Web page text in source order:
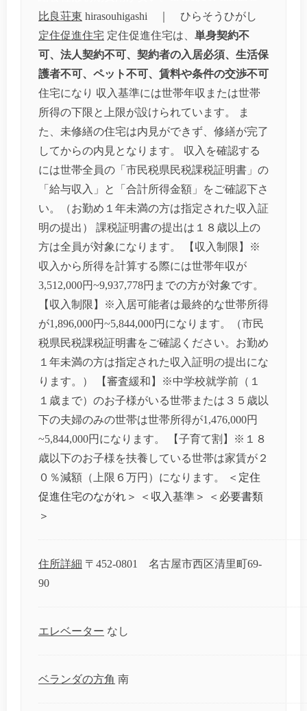
比良荘東 hirasouhigashi ｜ ひらそうひがし
定住促進住宅 定住促進住宅は、 単身契約不
可、法人契約不可、契約者の入居必須、生活保
護者不可、ペット不可、賃料や条件の交渉不可
住宅になり 収入基準には世帯年収または世帯
所得の下限と上限が設けられています。 ま
た、未修繕の住宅は内見ができず、修繕が完了
してからの内見となります。 収入を確認する
には世帯全員の「市民税県民税課税証明書」の
「給与収入」と「合計所得金額」をご確認下さ
い。（お勤め１年未満の方は指定された収入証
明の提出） 課税証明書の提出は１８歳以上の
方は全員が対象になります。 【収入制限】※
収入から所得を計算する際には世帯年収が
3,512,000円~9,937,778円までの方が対象です。
【収入制限】※入居可能者は最終的な世帯所得
が1,896,000円~5,844,000円になります。（市民
税県民税課税証明書をご確認ください。お勤め
１年未満の方は指定された収入証明の提出にな
ります。） 【審査緩和】※中学校就学前（１
１歳まで）のお子様がいる世帯または３５歳以
下の夫婦のみの世帯は世帯所得が1,476,000円
~5,844,000円になります。 【子育て割】※１８
歳以下のお子様を扶養している世帯は家賃が２
０％減額（上限６万円）になります。
＜定住
促進住宅のながれ＞
＜収入基準＞
＜必要書類
＞
住所詳細 〒452-0801 名古屋市西区清里町69-
90
エレベーター なし
ベランダの方角 南